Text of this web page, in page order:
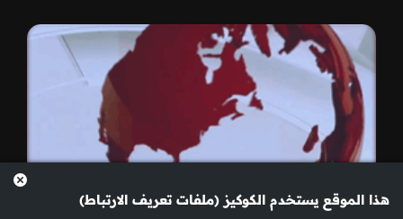
هذا الموقع يستخدم الكوكيز (ملفات تعريف الارتباط)